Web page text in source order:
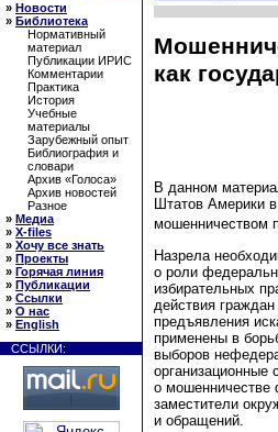
» Новости
» Библиотека
Нормативный
материал
Публикации ИРИС
Комментарии
Практика
История
Учебные
материалы
Зарубежный опыт
Библиография и
словари
Архив «Голоса»
Архив новостей
Разное
» Медиа
» X-files
» Хочу все знать
» Проекты
» Горячая линия
» Публикации
» Ссылки
» О нас
» English
ССЫЛКИ:
как
В данном
Штатов Америки
мошенничеством
Назрела
о роли
избирательных
действия
предъявления
применены в
выборов
о мошенничестве
заместители
и обращений.